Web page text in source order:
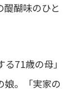
醍醐味のひと
71歳の母」
娘。「実家の